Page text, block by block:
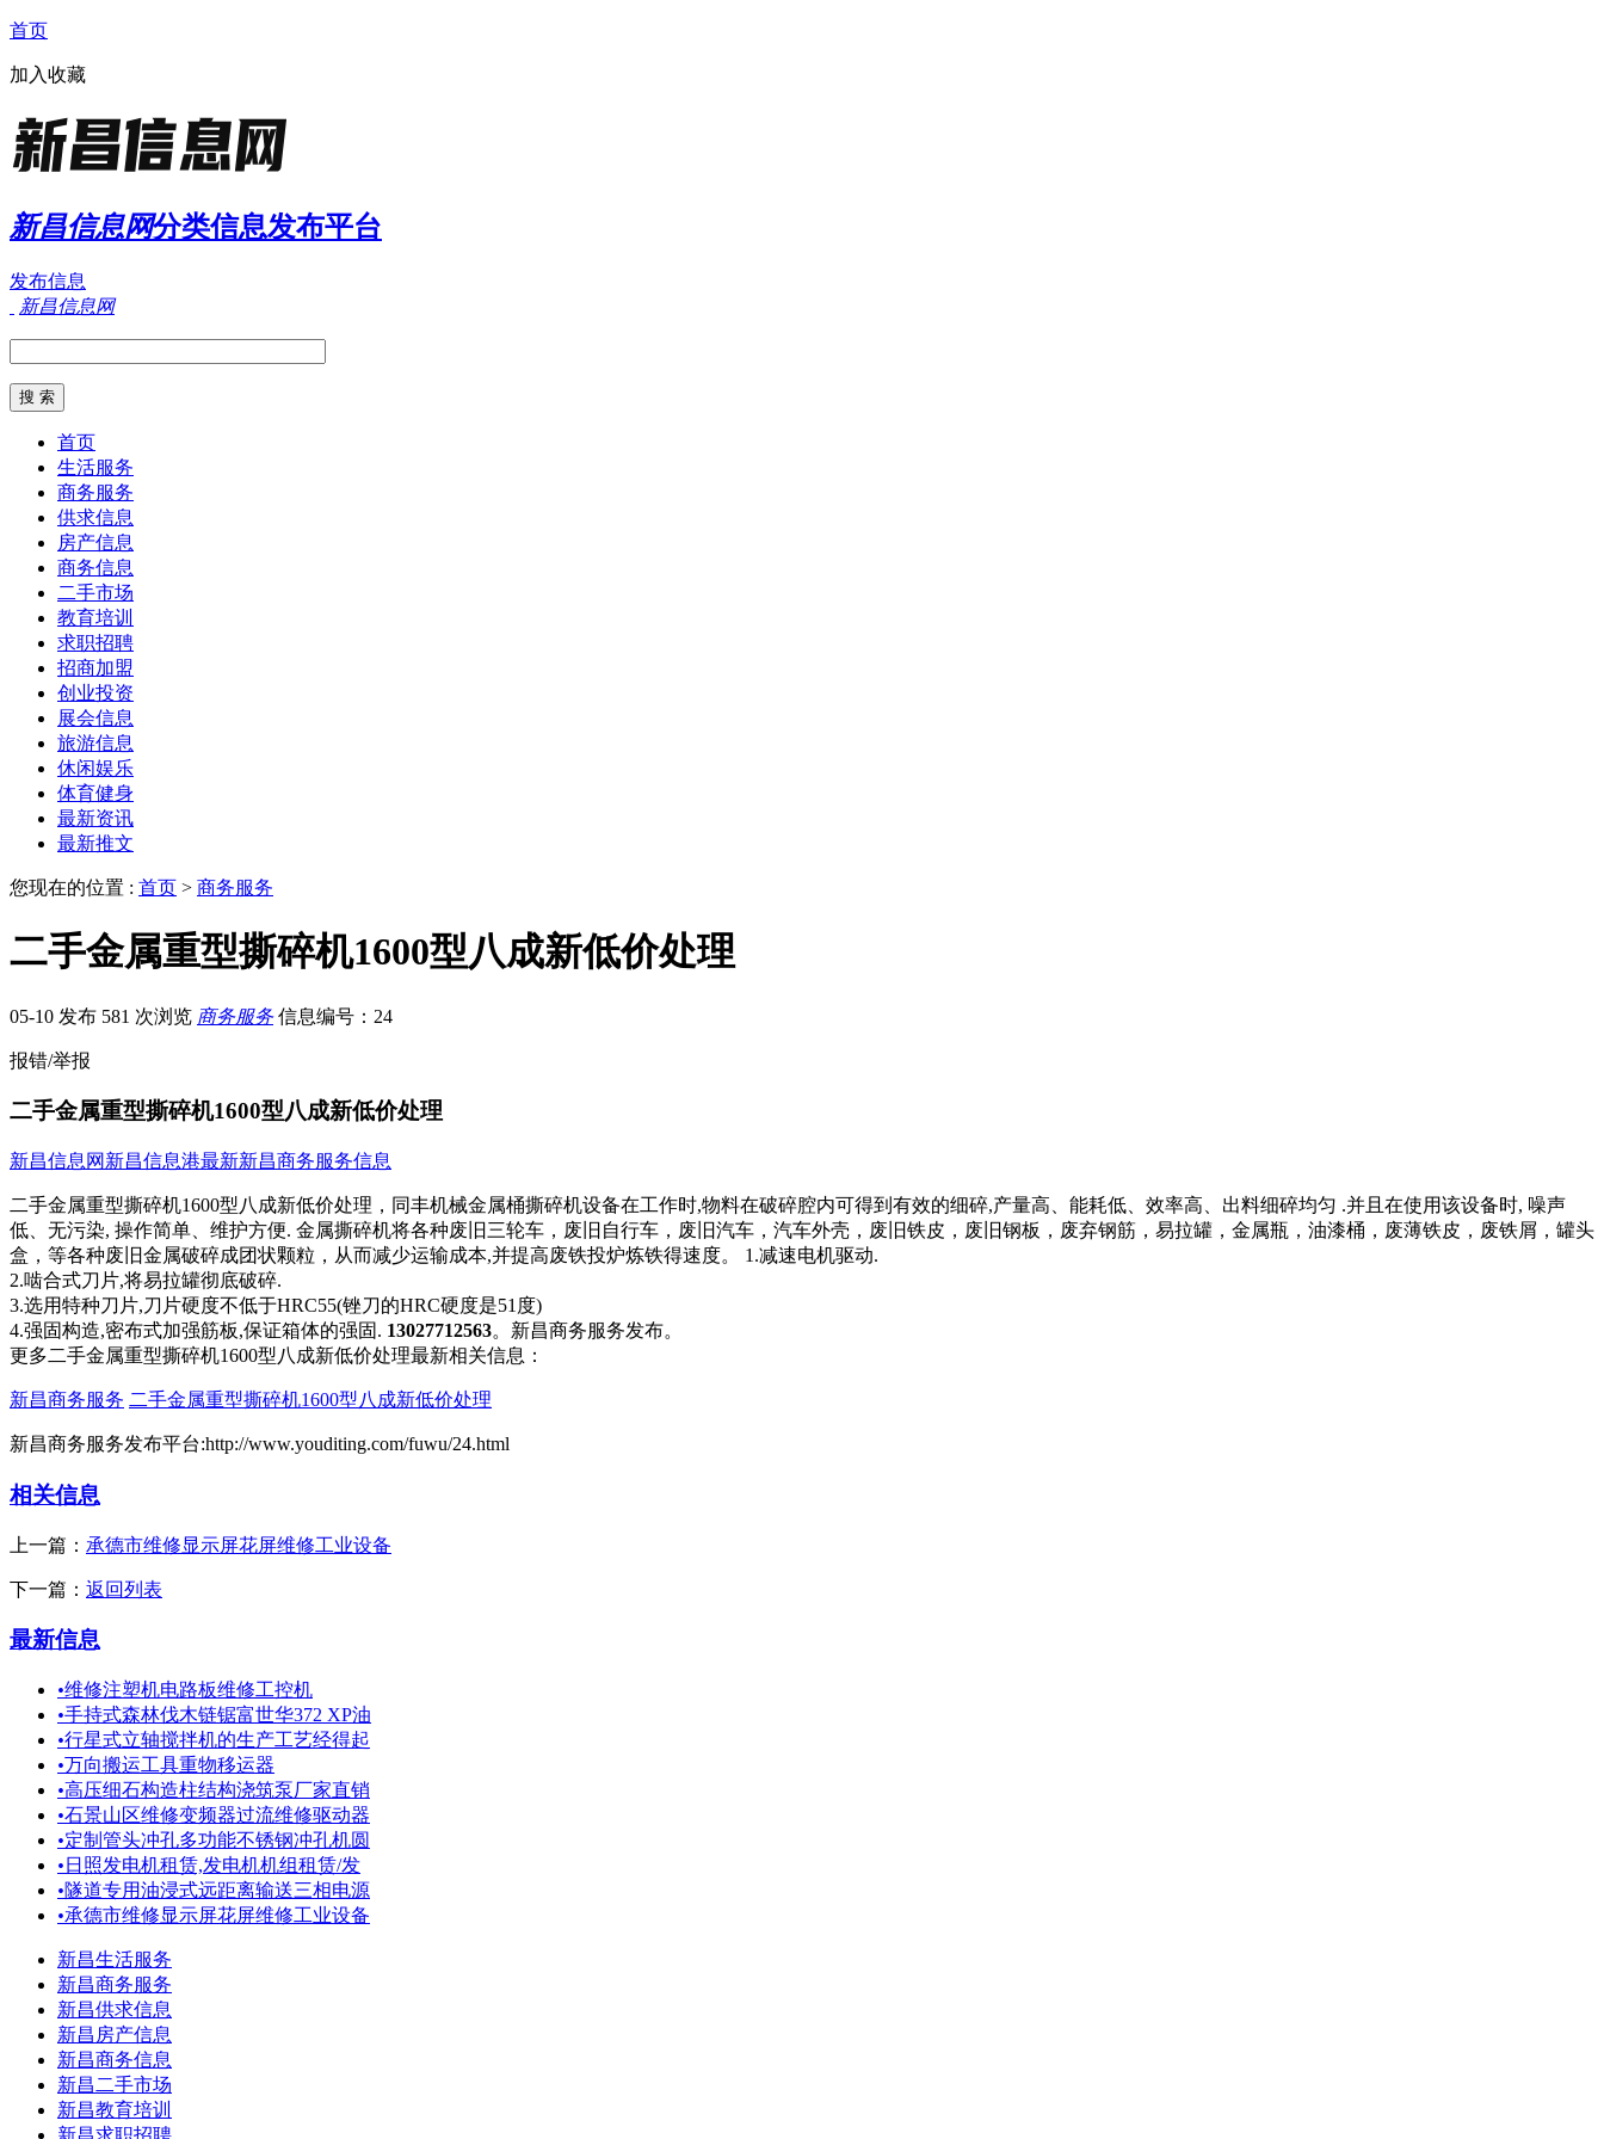
首页
加入收藏
新昌信息网分类信息发布平台
发布信息
新昌信息网
首页
生活服务
商务服务
供求信息
房产信息
商务信息
二手市场
教育培训
求职招聘
招商加盟
创业投资
展会信息
旅游信息
休闲娱乐
体育健身
最新资讯
最新推文
您现在的位置 : 首页 > 商务服务
二手金属重型撕碎机1600型八成新低价处理
05-10 发布 581 次浏览 商务服务 信息编号：24
报错/举报
二手金属重型撕碎机1600型八成新低价处理
新昌信息网 新昌信息港最新新昌商务服务信息
二手金属重型撕碎机1600型八成新低价处理，同丰机械金属桶撕碎机设备在工作时,物料在破碎腔内可​‌‌得到有效的细碎,产量高、能耗低、效率高、出料细碎均匀 .并且在使用该设备时, 噪声
低、无污染, 操作简单、维护方便. 金属撕碎机将各种废旧三轮车，废旧自行车，废旧汽车，汽车外壳，废旧铁皮，废旧钢板，废弃钢筋，易拉罐，金属瓶，油漆桶，废薄铁皮，废铁屑，罐头
盒，等各种废旧金属破碎成团状颗粒，从而减少运输成本,并提高废铁投炉炼铁得速度。 1.减速电机驱动.
2.啮合式刀片,将易拉罐彻底破碎.
3.选用特种刀片,刀片硬度不低于HRC55(锉刀的HRC硬度是51度)
4.强固构造,密布式加强筋板,保证箱体的强固. 13027712563。新昌商务服务发布。
更多二手金属重型撕碎机1600型八成新低价处理最新相关信息：
新昌商务服务 二手金属重型撕碎机1600型八成新低价处理
新昌商务服务发布平台:http://www.youditing.com/fuwu/24.html
相关信息
上一篇： 承德市维修显示屏花屏维修工业设备
下一篇： 返回列表
最新信息
•维修注塑机电路板维修工控机
•手持式森林伐木链锯富世华372 XP油
•行星式立轴搅拌机的生产工艺经得起
•万向搬运工具重物移运器
•高压细石构造柱结构浇筑泵厂家直销
•石景山区维修变频器过流维修驱动器
•定制管头冲孔多功能不锈钢冲孔机圆
• 日照发电机租赁,发电机机组租赁/发
•隧道专用油浸式远距离输送三相电源
•承德市维修显示屏花屏维修工业设备
新昌生活服务
新昌商务服务
新昌供求信息
新昌房产信息
新昌商务信息
新昌二手市场
新昌教育培训
新昌求职招聘